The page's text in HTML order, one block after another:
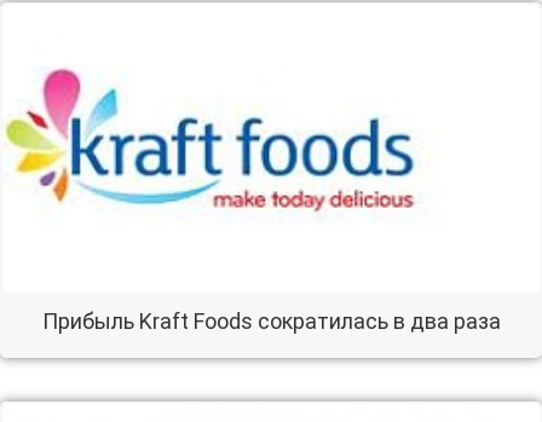
Прибыль Kraft Foods сократилась в два раза